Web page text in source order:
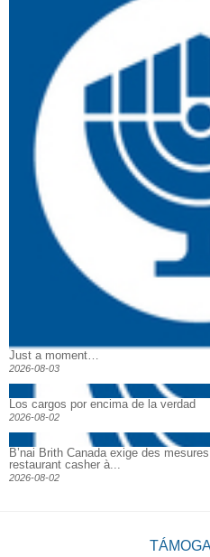
Just a moment…
2026-08-03
Los cargos por encima de la verdad
2026-08-02
B’nai Brith Canada exige des
restaurant casher à...
2026-08-02